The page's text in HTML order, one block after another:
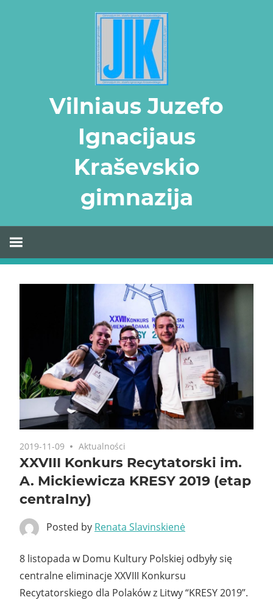
Vilniaus Juzefo
Ignacijaus
Kraševskio
gimnazija
2019-11-09 Aktualności
XXVIII Konkurs Recytatorski im.
A. Mickiewicza KRESY 2019 (etap
centralny)
Posted by Renata Slavinskienė
8 listopada w Domu Kultury Polskiej odbyły się
centralne eliminacje XXVIII Konkursu
Recytatorskiego dla Polaków z Litwy “KRESY 2019”.